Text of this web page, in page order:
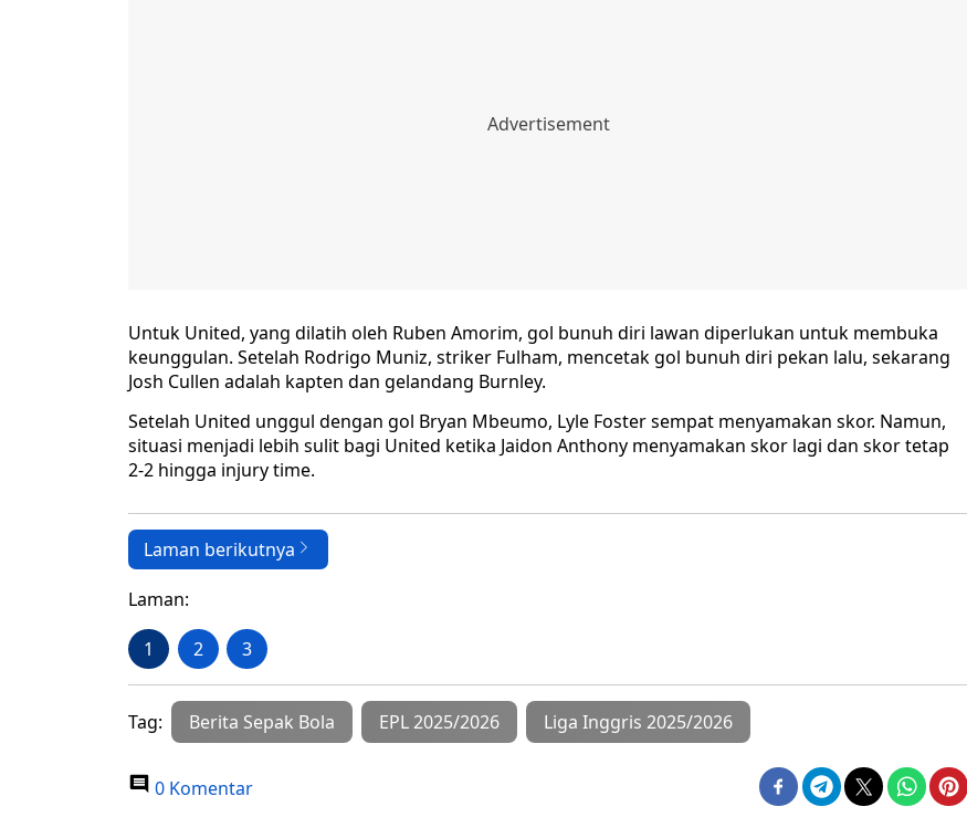
Untuk United, yang dilatih oleh Ruben Amorim, gol bunuh diri lawan diperlukan untuk membuka
keunggulan. Setelah Rodrigo Muniz, striker Fulham, mencetak gol bunuh diri pekan lalu, sekarang
Josh Cullen adalah kapten dan gelandang Burnley.
Setelah United unggul dengan gol Bryan Mbeumo, Lyle Foster sempat menyamakan skor. Namun,
situasi menjadi lebih sulit bagi United ketika Jaidon Anthony menyamakan skor lagi dan skor tetap
2-2 hingga injury time.
Laman berikutnya
Laman:
1 2 3
Tag: Berita Sepak Bola EPL 2025/2026 Liga Inggris 2025/2026
0 Komentar